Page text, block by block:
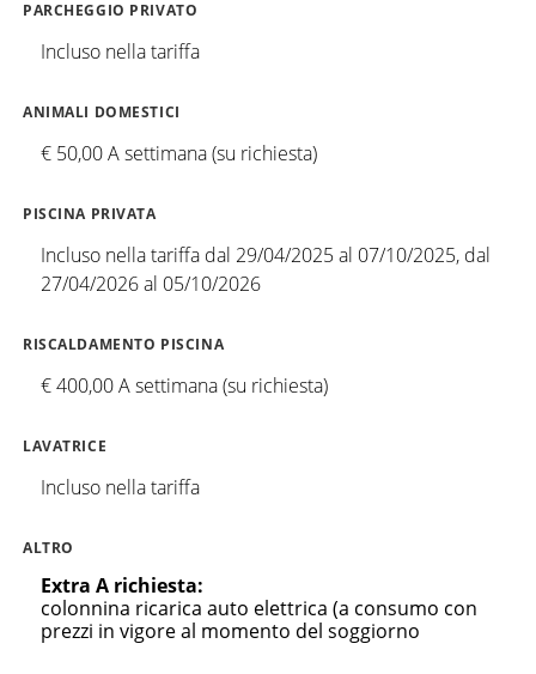
PARCHEGGIO PRIVATO
Incluso nella tariffa
ANIMALI DOMESTICI
€ 50,00 A settimana (su richiesta)
PISCINA PRIVATA
Incluso nella tariffa dal 29/04/2025 al 07/10/2025, dal
27/04/2026 al 05/10/2026
RISCALDAMENTO PISCINA
€ 400,00 A settimana (su richiesta)
LAVATRICE
Incluso nella tariffa
ALTRO
Extra A richiesta:
colonnina ricarica auto elettrica (a consumo con
prezzi in vigore al momento del soggiorno